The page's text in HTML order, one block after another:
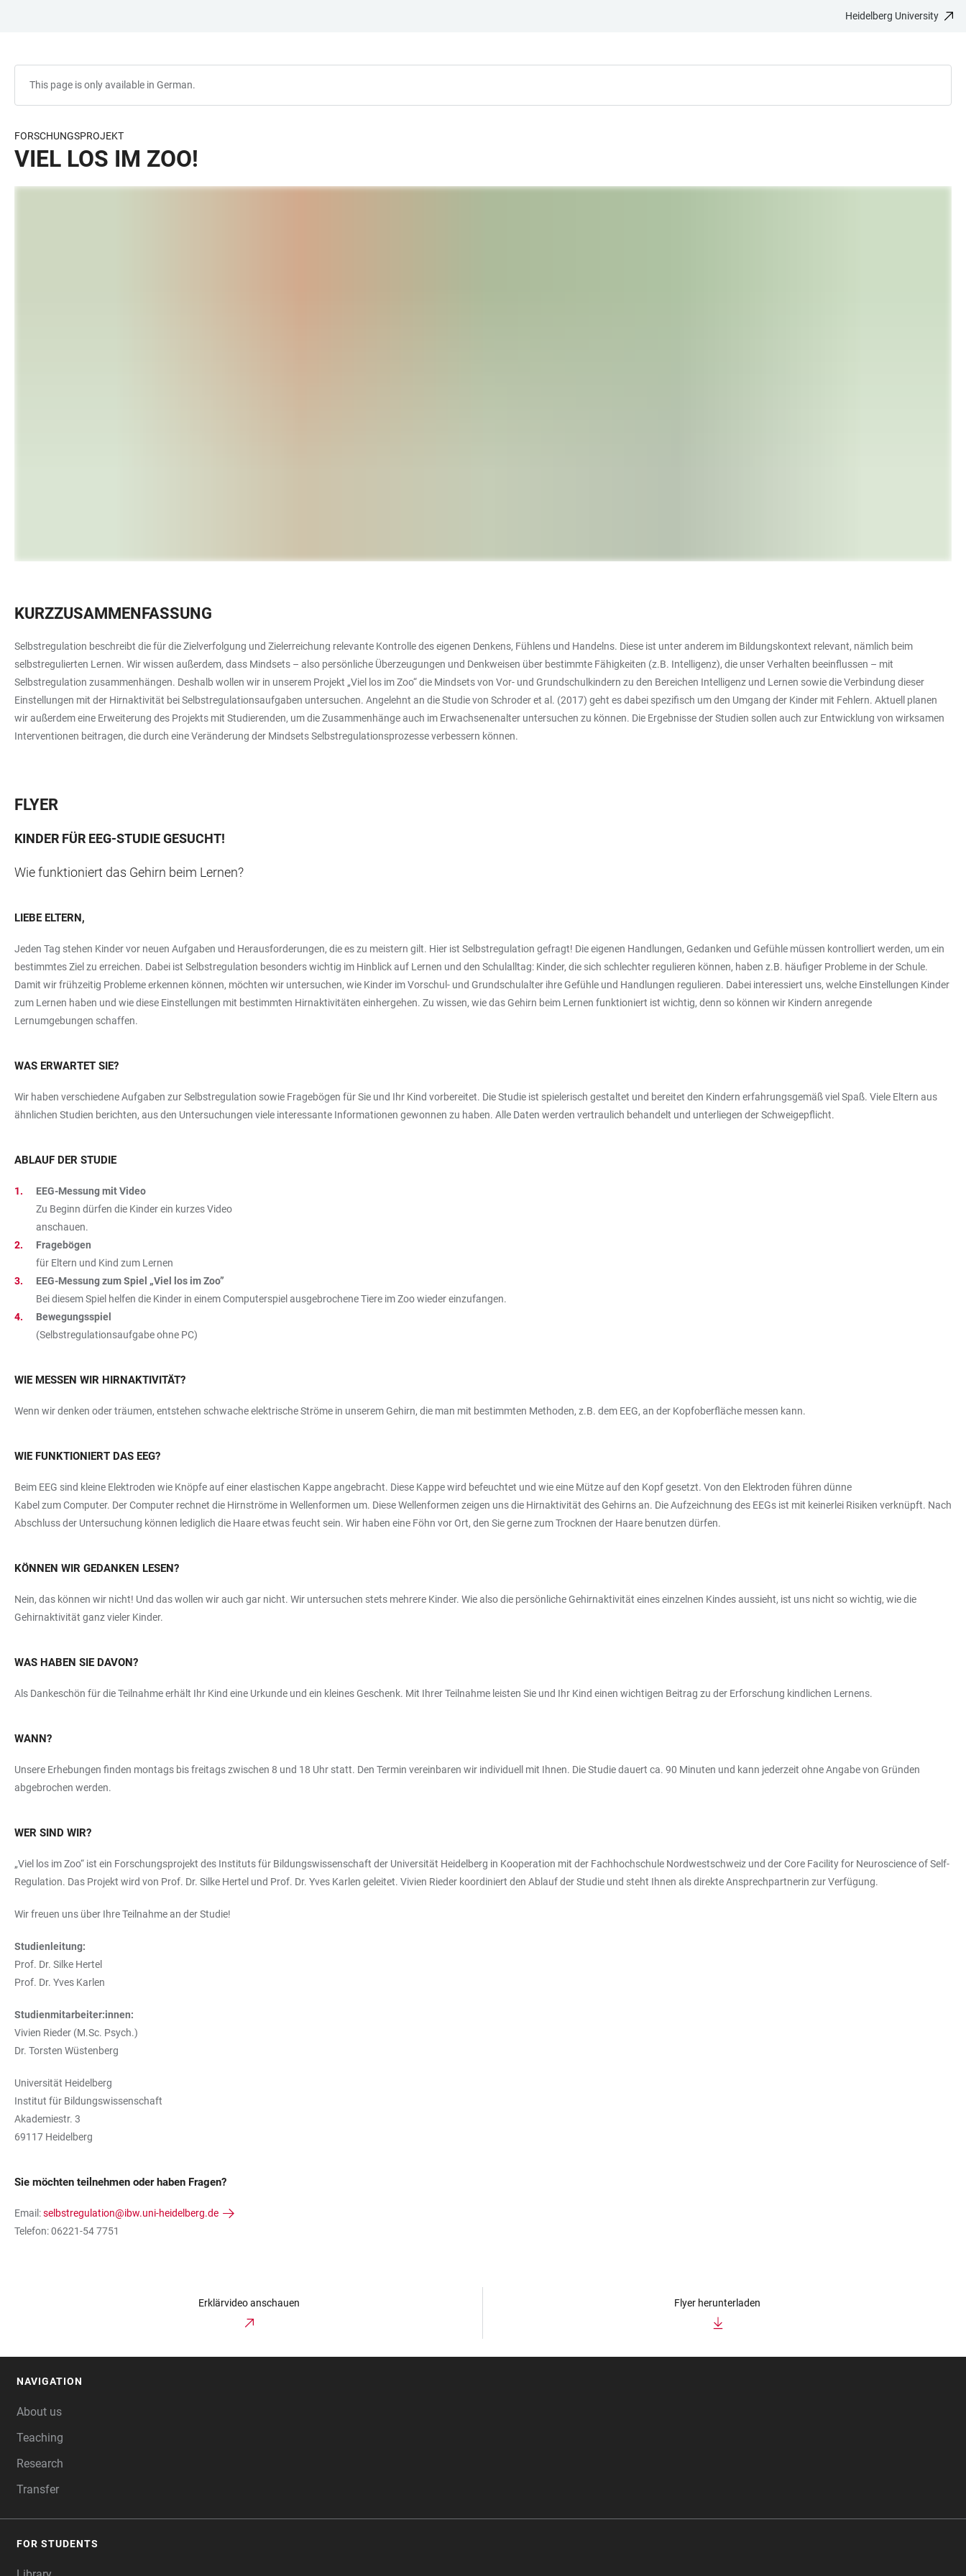
Heidelberg University
This page is only available in German.
FORSCHUNGSPROJEKT
VIEL LOS IM ZOO!
KURZZUSAMMENFASSUNG
Selbstregulation beschreibt die für die Zielverfolgung und Zielerreichung relevante Kontrolle des eigenen Denkens, Fühlens und Handelns. Diese ist unter anderem im Bildungskontext relevant, nämlich beim
selbstregulierten Lernen. Wir wissen außerdem, dass Mindsets – also persönliche Überzeugungen und Denkweisen über bestimmte Fähigkeiten (z.B. Intelligenz), die unser Verhalten beeinflussen – mit
Selbstregulation zusammenhängen. Deshalb wollen wir in unserem Projekt „Viel los im Zoo“ die Mindsets von Vor- und Grundschulkindern zu den Bereichen Intelligenz und Lernen sowie die Verbindung dieser
Einstellungen mit der Hirnaktivität bei Selbstregulationsaufgaben untersuchen. Angelehnt an die Studie von Schroder et al. (2017) geht es dabei spezifisch um den Umgang der Kinder mit Fehlern. Aktuell planen
wir außerdem eine Erweiterung des Projekts mit Studierenden, um die Zusammenhänge auch im Erwachsenenalter untersuchen zu können. Die Ergebnisse der Studien sollen auch zur Entwicklung von wirksamen
Interventionen beitragen, die durch eine Veränderung der Mindsets Selbstregulationsprozesse verbessern können.
FLYER
KINDER FÜR EEG-STUDIE GESUCHT!
Wie funktioniert das Gehirn beim Lernen?
LIEBE ELTERN,
Jeden Tag stehen Kinder vor neuen Aufgaben und Herausforderungen, die es zu meistern gilt. Hier ist Selbstregulation gefragt! Die eigenen Handlungen, Gedanken und Gefühle müssen kontrolliert werden, um ein
bestimmtes Ziel zu erreichen. Dabei ist Selbstregulation besonders wichtig im Hinblick auf Lernen und den Schulalltag: Kinder, die sich schlechter regulieren können, haben z.B. häufiger Probleme in der Schule.
Damit wir frühzeitig Probleme erkennen können, möchten wir untersuchen, wie Kinder im Vorschul- und Grundschulalter ihre Gefühle und Handlungen regulieren. Dabei interessiert uns, welche Einstellungen Kinder
zum Lernen haben und wie diese Einstellungen mit bestimmten Hirnaktivitäten einhergehen. Zu wissen, wie das Gehirn beim Lernen funktioniert ist wichtig, denn so können wir Kindern anregende
Lernumgebungen schaffen.
WAS ERWARTET SIE?
Wir haben verschiedene Aufgaben zur Selbstregulation sowie Fragebögen für Sie und Ihr Kind vorbereitet. Die Studie ist spielerisch gestaltet und bereitet den Kindern erfahrungsgemäß viel Spaß. Viele Eltern aus
ähnlichen Studien berichten, aus den Untersuchungen viele interessante Informationen gewonnen zu haben. Alle Daten werden vertraulich behandelt und unterliegen der Schweigepflicht.
ABLAUF DER STUDIE
EEG-Messung mit Video
Zu Beginn dürfen die Kinder ein kurzes Video
anschauen.
Fragebögen
für Eltern und Kind zum Lernen
EEG-Messung zum Spiel „Viel los im Zoo”
Bei diesem Spiel helfen die Kinder in einem Computerspiel ausgebrochene Tiere im Zoo wieder einzufangen.
Bewegungsspiel
(Selbstregulationsaufgabe ohne PC)
WIE MESSEN WIR HIRNAKTIVITÄT?
Wenn wir denken oder träumen, entstehen schwache elektrische Ströme in unserem Gehirn, die man mit bestimmten Methoden, z.B. dem EEG, an der Kopfoberfläche messen kann.
WIE FUNKTIONIERT DAS EEG?
Beim EEG sind kleine Elektroden wie Knöpfe auf einer elastischen Kappe angebracht. Diese Kappe wird befeuchtet und wie eine Mütze auf den Kopf gesetzt. Von den Elektroden führen dünne
Kabel zum Computer. Der Computer rechnet die Hirnströme in Wellenformen um. Diese Wellenformen zeigen uns die Hirnaktivität des Gehirns an. Die Aufzeichnung des EEGs ist mit keinerlei Risiken verknüpft. Nach
Abschluss der Untersuchung können lediglich die Haare etwas feucht sein. Wir haben eine Föhn vor Ort, den Sie gerne zum Trocknen der Haare benutzen dürfen.
KÖNNEN WIR GEDANKEN LESEN?
Nein, das können wir nicht! Und das wollen wir auch gar nicht. Wir untersuchen stets mehrere Kinder. Wie also die persönliche Gehirnaktivität eines einzelnen Kindes aussieht, ist uns nicht so wichtig, wie die
Gehirnaktivität ganz vieler Kinder.
WAS HABEN SIE DAVON?
Als Dankeschön für die Teilnahme erhält Ihr Kind eine Urkunde und ein kleines Geschenk. Mit Ihrer Teilnahme leisten Sie und Ihr Kind einen wichtigen Beitrag zu der Erforschung kindlichen Lernens.
WANN?
Unsere Erhebungen finden montags bis freitags zwischen 8 und 18 Uhr statt. Den Termin vereinbaren wir individuell mit Ihnen. Die Studie dauert ca. 90 Minuten und kann jederzeit ohne Angabe von Gründen
abgebrochen werden.
WER SIND WIR?
„Viel los im Zoo“ ist ein Forschungsprojekt des Instituts für Bildungswissenschaft der Universität Heidelberg in Kooperation mit der Fachhochschule Nordwestschweiz und der Core Facility for Neuroscience of Self-
Regulation. Das Projekt wird von Prof. Dr. Silke Hertel und Prof. Dr. Yves Karlen geleitet. Vivien Rieder koordiniert den Ablauf der Studie und steht Ihnen als direkte Ansprechpartnerin zur Verfügung.
Wir freuen uns über Ihre Teilnahme an der Studie!
Studienleitung:
Prof. Dr. Silke Hertel
Prof. Dr. Yves Karlen
Studienmitarbeiter:innen:
Vivien Rieder (M.Sc. Psych.)
Dr. Torsten Wüstenberg
Universität Heidelberg
Institut für Bildungswissenschaft
Akademiestr. 3
69117 Heidelberg
Sie möchten teilnehmen oder haben Fragen?
Email:selbstregulation@ibw.uni-heidelberg.de
Telefon: 06221-54 7751
Erklärvideo anschauen Flyer herunterladen
NAVIGATION
About us
Teaching
Research
Transfer
FOR STUDENTS